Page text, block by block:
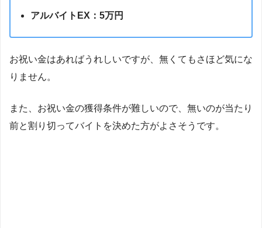
アルバイトEX：5万円
お祝い金はあればうれしいですが、無くてもさほど気にな
りません。
また、お祝い金の獲得条件が難しいので、無いのが当たり
前と割り切ってバイトを決めた方がよさそうです。